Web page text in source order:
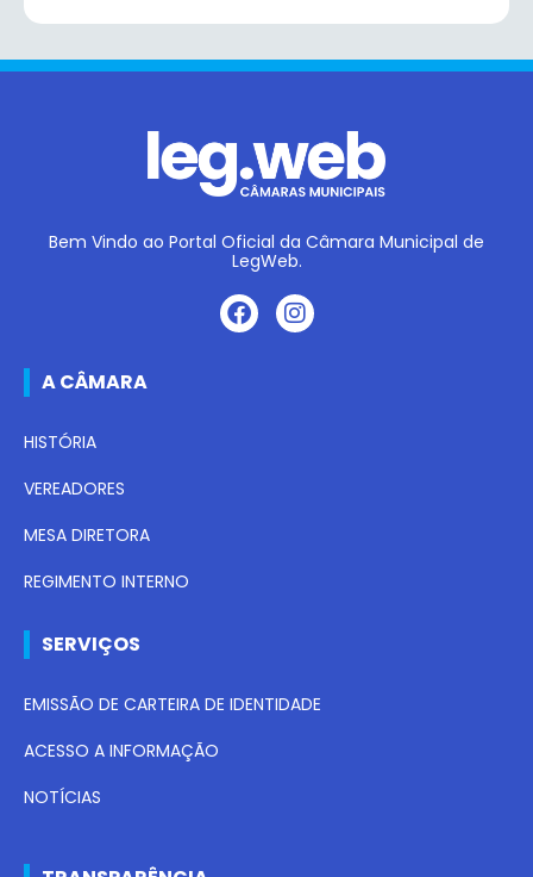
Bem Vindo ao Portal Oficial da Câmara Municipal de
LegWeb.
A CÂMARA
HISTÓRIA
VEREADORES
MESA DIRETORA
REGIMENTO INTERNO
SERVIÇOS
EMISSÃO DE CARTEIRA DE IDENTIDADE
ACESSO A INFORMAÇÃO
NOTÍCIAS